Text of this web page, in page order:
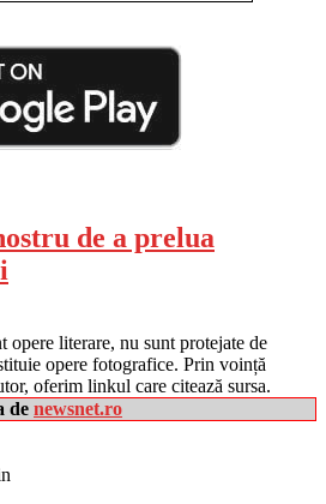
de a prelua
literare, nu sunt protejate de
opere fotografice. Prin voință
oferim linkul care citează sursa.
de newsnet.ro